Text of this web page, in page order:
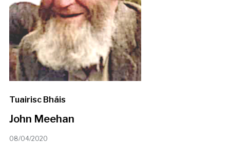
Tuairisc Bháis
John Meehan
08/04/2020